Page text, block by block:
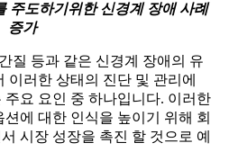
주도하기위한 신경계 장애 사례
증가
질 등과 같은 신경계 장애의 유
이러한 상태의 진단 및 관리에
요 요인 중 하나입니다. 이러한
에 대한 인식을 높이기 위해 회
시장 성장을 촉진 할 것으로 예